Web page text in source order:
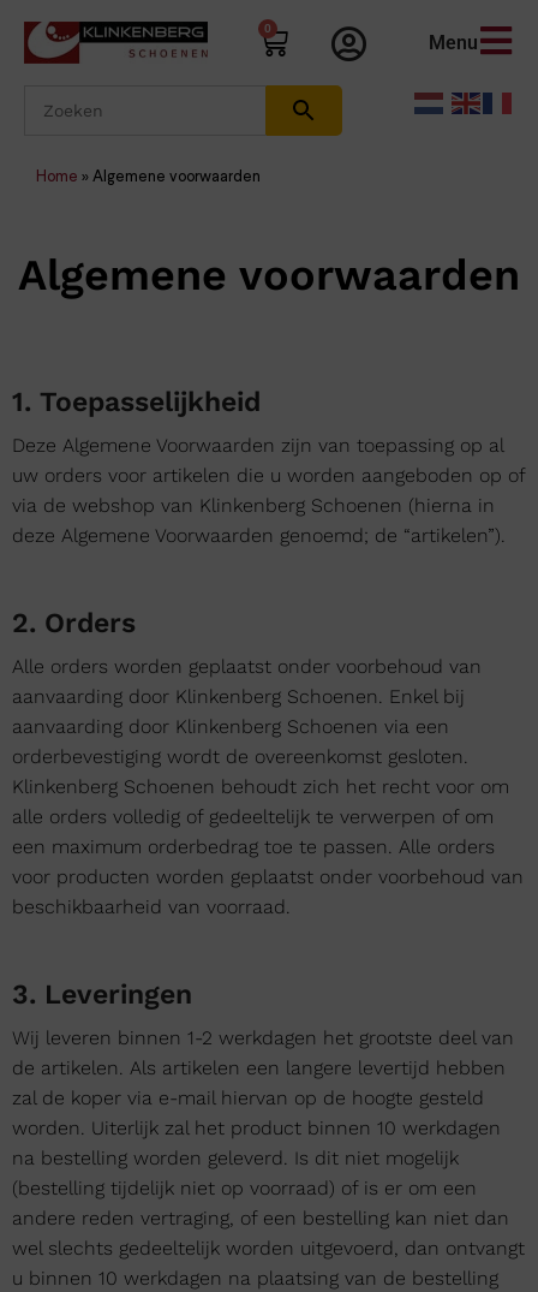
0
Menu
Home » Algemene voorwaarden
Algemene voorwaarden
1. Toepasselijkheid
Deze Algemene Voorwaarden zijn van toepassing op al
uw orders voor artikelen die u worden aangeboden op of
via de webshop van Klinkenberg Schoenen (hierna in
deze Algemene Voorwaarden genoemd; de “artikelen”).
2. Orders
Alle orders worden geplaatst onder voorbehoud van
aanvaarding door Klinkenberg Schoenen. Enkel bij
aanvaarding door Klinkenberg Schoenen via een
orderbevestiging wordt de overeenkomst gesloten.
Klinkenberg Schoenen behoudt zich het recht voor om
alle orders volledig of gedeeltelijk te verwerpen of om
een maximum orderbedrag toe te passen. Alle orders
voor producten worden geplaatst onder voorbehoud van
beschikbaarheid van voorraad.
3. Leveringen
Wij leveren binnen 1-2 werkdagen het grootste deel van
de artikelen. Als artikelen een langere levertijd hebben
zal de koper via e-mail hiervan op de hoogte gesteld
worden. Uiterlijk zal het product binnen 10 werkdagen
na bestelling worden geleverd. Is dit niet mogelijk
(bestelling tijdelijk niet op voorraad) of is er om een
andere reden vertraging, of een bestelling kan niet dan
wel slechts gedeeltelijk worden uitgevoerd, dan ontvangt
u binnen 10 werkdagen na plaatsing van de bestelling